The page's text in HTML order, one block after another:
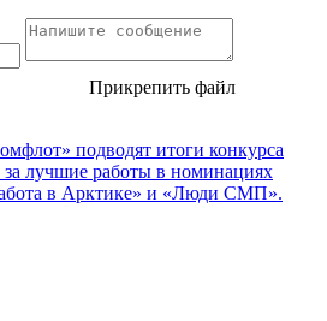
Прикрепить файл
подводят итоги конкурса
за лучшие работы в номинациях
в Арктике» и «Люди СМП».